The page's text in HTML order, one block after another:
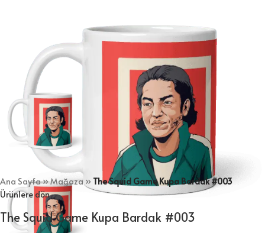
Ana Sayfa»Mağaza » The Squid Game Kupa Bardak #003
Ürünlere dön
The Squid Game Kupa Bardak #003